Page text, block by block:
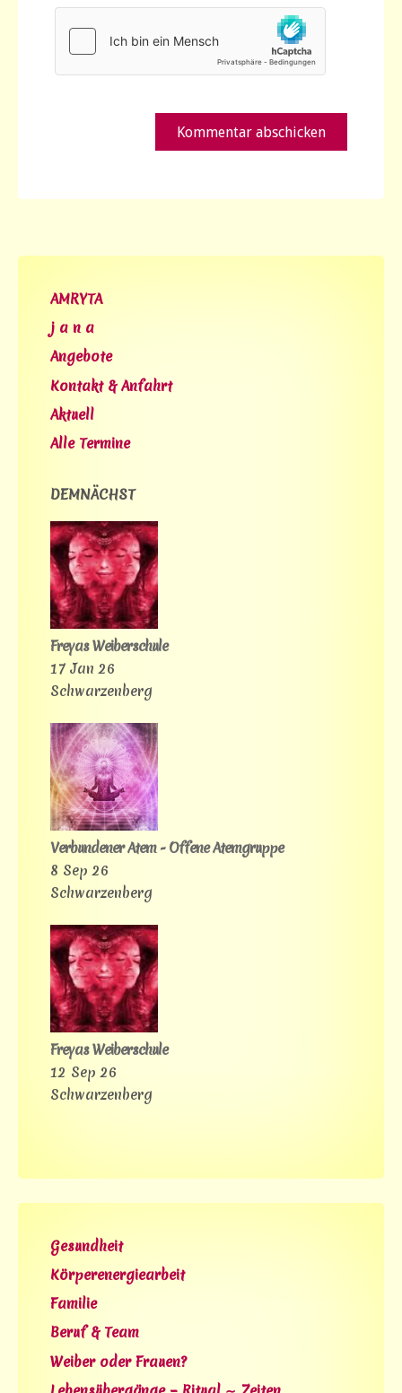
AMRYTA
j a n a
Angebote
Kontakt & Anfahrt
Aktuell
Alle Termine
DEMNÄCHST
Freyas Weiberschule
17 Jan 26
Schwarzenberg
Verbundener Atem - Offene Atemgruppe
8 Sep 26
Schwarzenberg
Freyas Weiberschule
12 Sep 26
Schwarzenberg
Gesundheit
Körperenergiearbeit
Familie
Beruf & Team
Weiber oder Frauen?